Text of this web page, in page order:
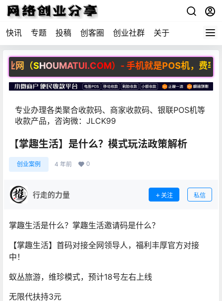
快讯 专题 投稿 创客圈 创业社群 关于
网（SHOUMATUI.COM）- 手机就是POS机，费率
专业办理各类聚合收款码、商家收款码、银联POS机等
收款产品，咨询微：JLCK99
【掌趣生活】是什么？模式玩法政策解析
创业案例 4 年前 0
行走的力量 关注 私信
掌趣生活是什么？掌趣生活邀请码是什么？
【掌趣生活】首码对接全网领导人，福利丰厚官方对接
中！
蚁丛旅游，维珍模式，预计18号左右上线
无限代扶持3元